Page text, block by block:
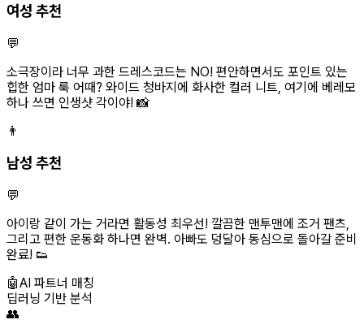
여성 추천
💬
소극장이라 너무 과한 드레스코드는 NO! 편안하면서도 포인트 있는
힙한 엄마 룩 어때? 와이드 청바지에 화사한 컬러 니트, 여기에 베레모
하나 쓰면 인생샷 각이야! 📸
👨
남성 추천
💬
아이랑 같이 가는 거라면 활동성 최우선! 깔끔한 맨투맨에 조거 팬츠,
그리고 편한 운동화 하나면 완벽. 아빠도 덩달아 동심으로 돌아갈 준비
완료! 👟
🤖AI 파트너 매칭
딥러닝 기반 분석
👥